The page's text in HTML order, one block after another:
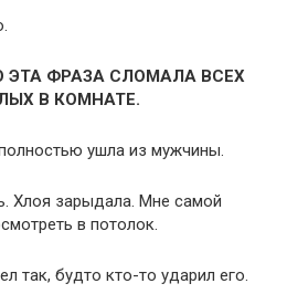
ЭТА ФРАЗА СЛОМАЛА ВСЕХ
В КОМНАТЕ.
ушла из мужчины.
Хлоя зарыдала. Мне самой
в потолок.
так, будто кто-то ударил его.